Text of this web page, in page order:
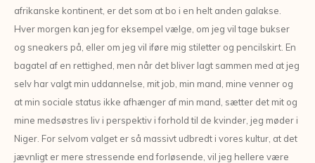
afrikanske kontinent, er det som at bo i en helt anden galakse.
Hver morgen kan jeg for eksempel vælge, om jeg vil tage bukser
og sneakers på, eller om jeg vil iføre mig stiletter og pencilskirt. En
bagatel af en rettighed, men når det bliver lagt sammen med at jeg
selv har valgt min uddannelse, mit job, min mand, mine venner og
at min sociale status ikke afhænger af min mand, sætter det mit og
mine medsøstres liv i perspektiv i forhold til de kvinder, jeg møder i
Niger. For selvom valget er så massivt udbredt i vores kultur, at det
jævnligt er mere stressende end forløsende, vil jeg hellere være